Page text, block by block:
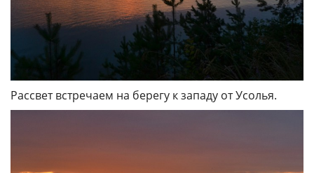
Рассвет встречаем на берегу к западу от Усолья.